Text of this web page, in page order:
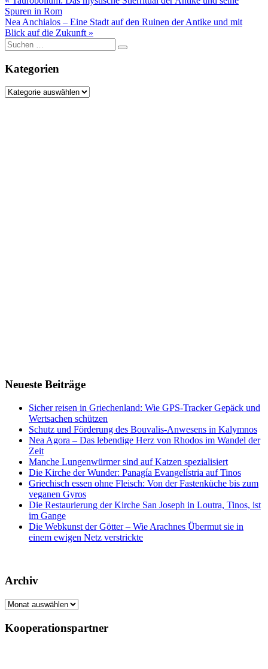
Spuren in Rom
Nea Anchialos – Eine Stadt auf den Ruinen der Antike und mit
Blick auf die Zukunft »
Suche
nach:
Kategorien
Kategorien
Neueste Beiträge
Sicher reisen in Griechenland: Wie GPS-Tracker Gepäck und
Wertsachen schützen
Schutz und Förderung des Bouvalis-Anwesens in Kalymnos
Nea Agora – Das lebendige Herz von Rhodos im Wandel der
Zeit
Manche Lungenwürmer sind auf Katzen spezialisiert
Die Kirche der Wunder: Panagía Evangelístria auf Tinos
Griechisch essen ohne Fleisch: Von der Fastenküche bis zum
veganen Gyros
Die Restaurierung der Kirche San Joseph in Loutra, Tinos, ist
im Gange
Die Webkunst der Götter – Wie Arachnes Übermut sie in
einem ewigen Netz verstrickte
Archiv
Archiv
Kooperationspartner